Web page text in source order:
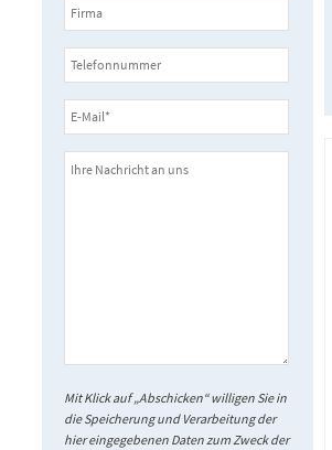
Mit Klick auf „Abschicken“ willigen Sie in
die Speicherung und Verarbeitung der
hier eingegebenen Daten zum Zweck der